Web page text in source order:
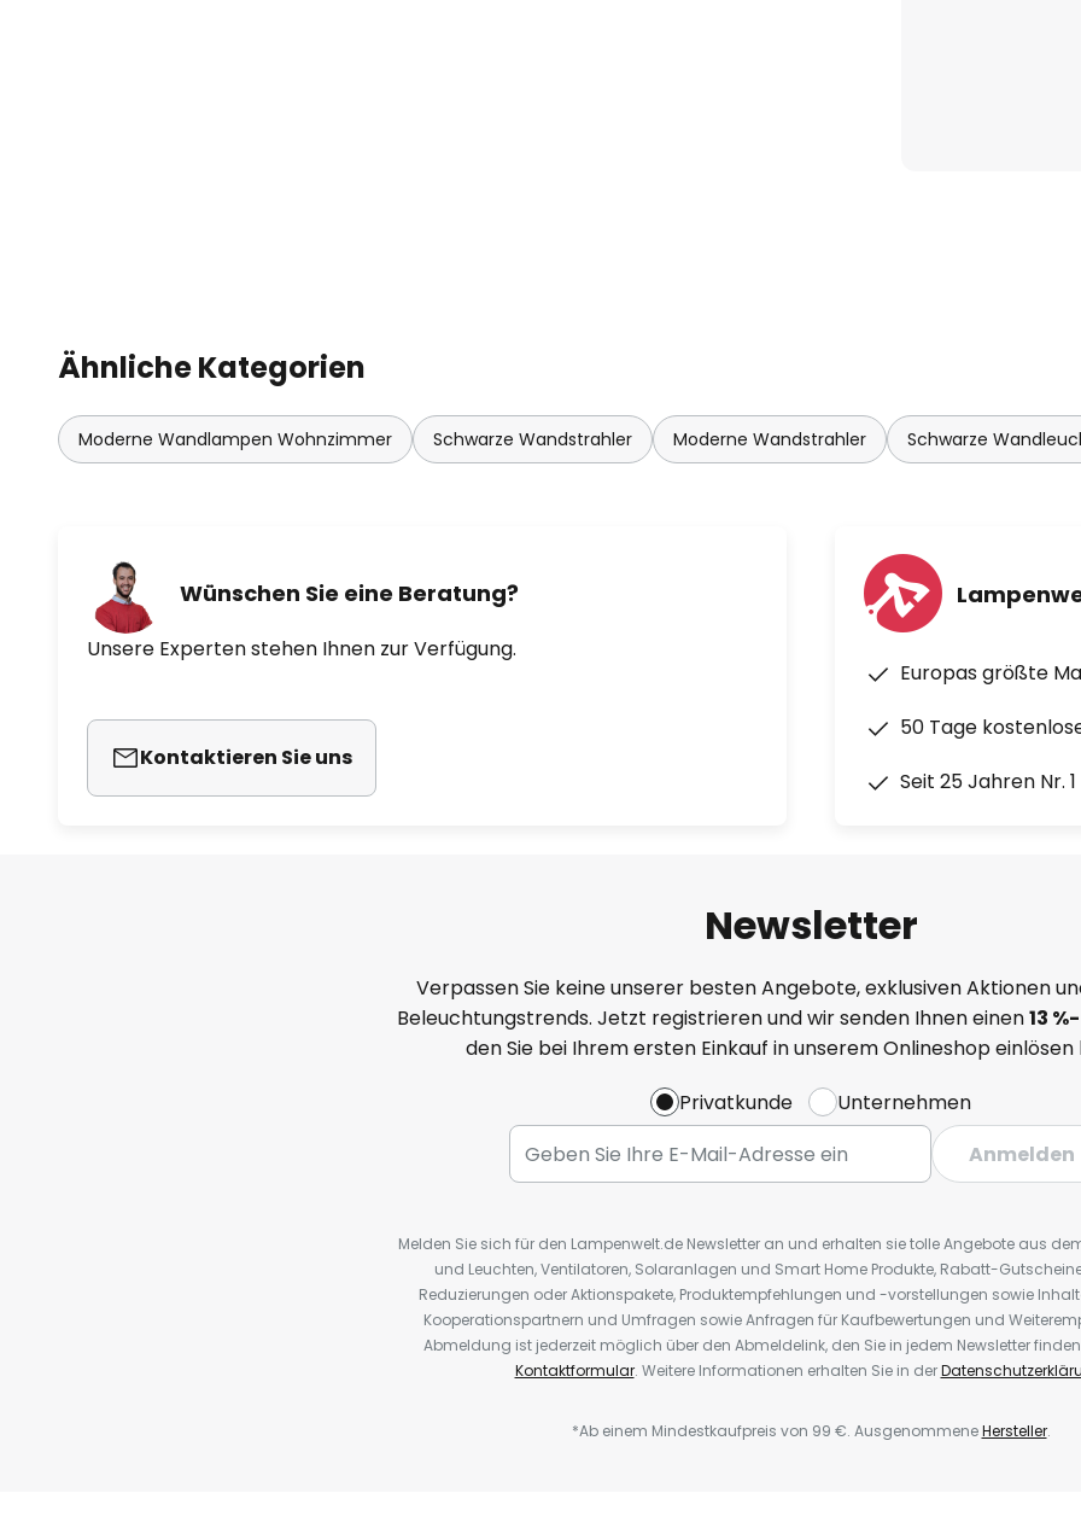
Ähnliche Kategorien
Moderne Wandlampen Wohnzimmer Schwarze Wandstrahler Moderne Wandstrahler Schwarze
Wünschen Sie eine Beratung?
Unsere Experten stehen Ihnen zur Verfügung.
Kontaktieren Sie uns
Europas größte
50 Tage
Seit 25 Jahren Nr.
Newsletter
Verpassen Sie keine unserer besten Angebote, exklusiven Aktionen
Beleuchtungstrends. Jetzt registrieren und wir senden Ihnen einen13 %
den Sie bei Ihrem ersten Einkauf in unserem Onlineshop
Privatkunde
Unternehmen
Anmelden
Melden Sie sich für den Lampenwelt.de Newsletter an und erhalten sie tolle Angebote aus
und Leuchten, Ventilatoren, Solaranlagen und Smart Home Produkte, Rabatt-
Reduzierungen oder Aktionspakete, Produktempfehlungen und -vorstellungen sowie
Kooperationspartnern und Umfragen sowie Anfragen für Kaufbewertungen und
Abmeldung ist jederzeit möglich über den Abmeldelink, den Sie in jedem Newsletter
Kontaktformular. Weitere Informationen erhalten Sie in der
*Ab einem Mindestkaufpreis von 99 €. AusgenommeneHersteller.